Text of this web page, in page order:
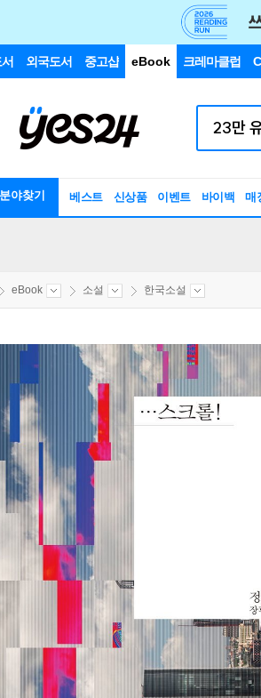
외국도서 중고샵 eBook 크레마클럽
야찾기 베스트 신상품 이벤트 바이백 매
eBook 소설 한국소설